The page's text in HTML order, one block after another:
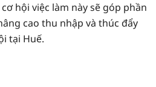
hội việc làm này sẽ góp phần
cao thu nhập và thúc đẩy
tại Huế.